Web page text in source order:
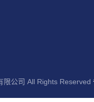
公司 All Rights Reserved